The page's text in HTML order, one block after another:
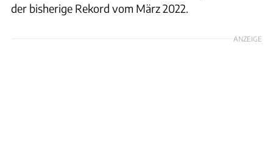
der bisherige Rekord vom März 2022.
ANZEIGE